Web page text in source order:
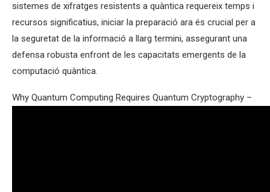
sistemes de xifratges resistents a quàntica requereix temps i
recursos significatius, iniciar la preparació ara és crucial per a
la seguretat de la informació a llarg termini, assegurant una
defensa robusta enfront de les capacitats emergents de la
computació quàntica.
Why Quantum Computing Requires Quantum Cryptography –